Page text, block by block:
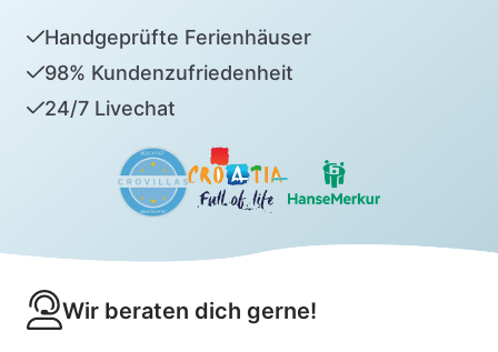
Handgeprüfte Ferienhäuser
98% Kundenzufriedenheit
24/7 Livechat
Wir beraten dich gerne!